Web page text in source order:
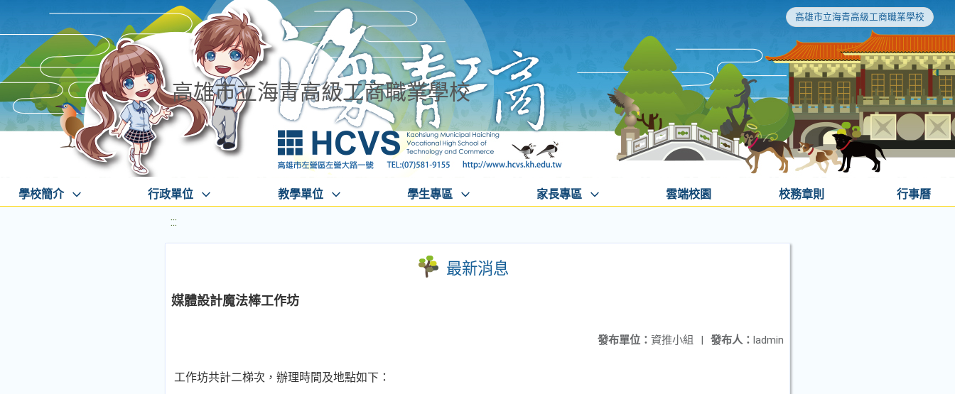
高雄市立海青高級工商職業學校
高雄市立海青高級工商職業學校
學校簡介 行政單位 教學單位 學生專區 家長專區 雲端校園 校務章則 行事曆
:::
最新消息
媒體設計魔法棒工作坊
發布人： ladmin
發布單位： 資推小組 |
工作坊共計二梯次，辦理時間及地點如下：